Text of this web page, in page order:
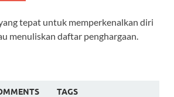
tepat untuk memperkenalkan diri
menuliskan daftar penghargaan.
TAGS